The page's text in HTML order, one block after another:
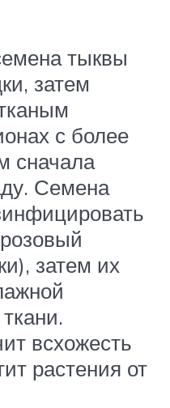
тыквы
затем
с более
сначала
Семена
затем их
всхожесть
растения от